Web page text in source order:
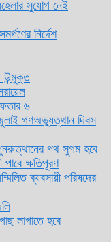
সুযোগ নেই
নির্দেশ
উন্মুক্ত
৬
গণঅভ্যুত্থান দিবস
পথ সুগম হবে
ক্ষতিপূরণ
ব্যবসায়ী পরিষদের
লাগাতে হবে